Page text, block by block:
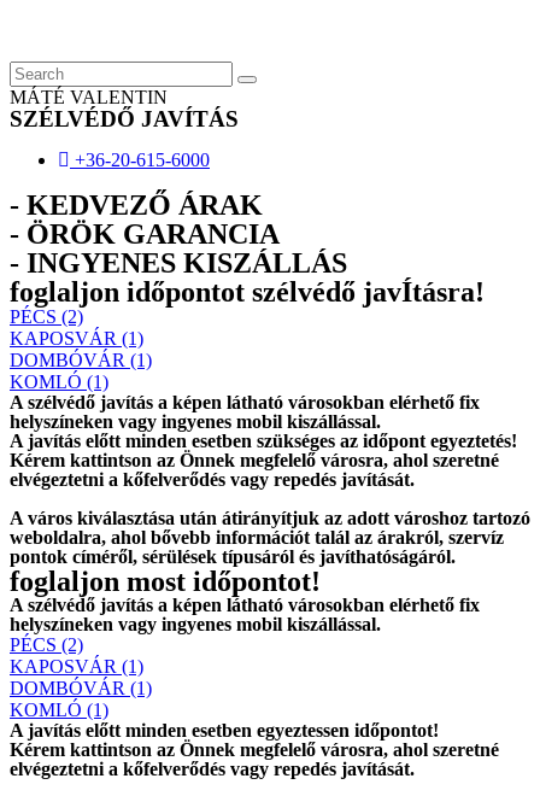
content
MÁTÉ VALENTIN
SZÉLVÉDŐ JAVÍTÁS
+36-20-615-6000
- KEDVEZŐ ÁRAK
- ÖRÖK GARANCIA
- INGYENES KISZÁLLÁS
foglaljon időpontot szélvédő javÍtásra!
PÉCS (2)
KAPOSVÁR (1)
DOMBÓVÁR (1)
KOMLÓ (1)
A szélvédő javítás a képen látható városokban elérhető fix
helyszíneken vagy ingyenes mobil kiszállással.
A javítás előtt minden esetben szükséges az időpont egyeztetés!
Kérem kattintson az Önnek megfelelő városra, ahol szeretné
elvégeztetni a kőfelverődés vagy repedés javítását.
A város kiválasztása után átirányítjuk az adott városhoz tartozó
weboldalra, ahol bővebb információt talál az árakról, szervíz
pontok címéről, sérülések típusáról és javíthatóságáról.
foglaljon most időpontot!
A szélvédő javítás a képen látható városokban elérhető fix
helyszíneken vagy ingyenes mobil kiszállással.
PÉCS (2)
KAPOSVÁR (1)
DOMBÓVÁR (1)
KOMLÓ (1)
A javítás előtt minden esetben egyeztessen időpontot!
Kérem kattintson az Önnek megfelelő városra, ahol szeretné
elvégeztetni a kőfelverődés vagy repedés javítását.